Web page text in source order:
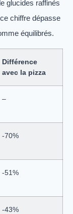
glucides raffinés
chiffre dépasse
équilibrés.
Différence
avec la pizza
–
-70%
-51%
-43%